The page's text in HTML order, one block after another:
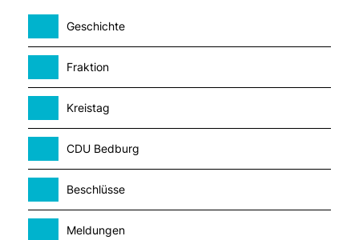
Geschichte
Fraktion
Kreistag
CDU Bedburg
Beschlüsse
Meldungen